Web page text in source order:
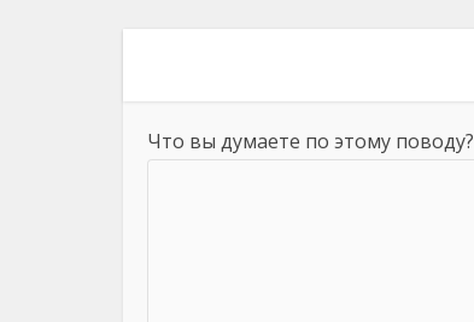
Что вы думаете по этому поводу?